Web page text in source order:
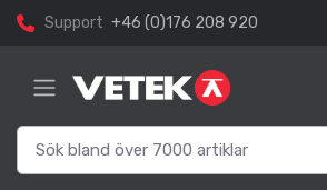
Support +46 (0)176 208 920